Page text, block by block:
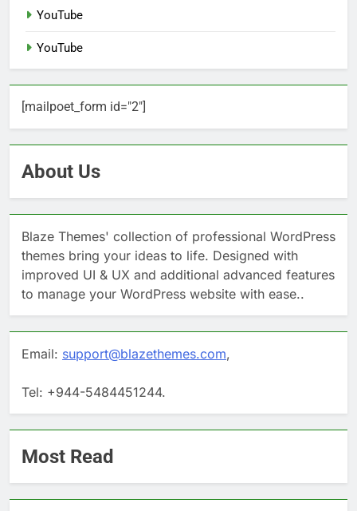
YouTube
YouTube
[mailpoet_form id="2"]
About Us
Blaze Themes' collection of professional WordPress
themes bring your ideas to life. Designed with
improved UI & UX and additional advanced features
to manage your WordPress website with ease..
Email: support@blazethemes.com,
Tel: +944-5484451244.
Most Read